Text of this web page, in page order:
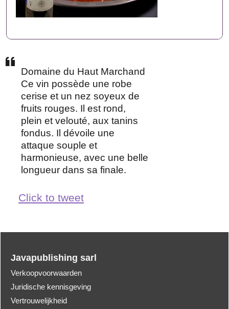
Domaine du Haut Marchand
Ce vin possède une robe
cerise et un nez soyeux de
fruits rouges. Il est rond,
plein et velouté, aux tanins
fondus. Il dévoile une
attaque souple et
harmonieuse, avec une belle
longueur dans sa finale.
Click to tweet
Javapublishing sarl
Verkoopvoorwaarden
Juridische kennisgeving
Vertrouwelijkheid